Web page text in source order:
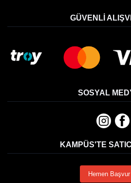
GÜVENLI
SOSYAL
KAMPÜS'TE
Hemen Başvur